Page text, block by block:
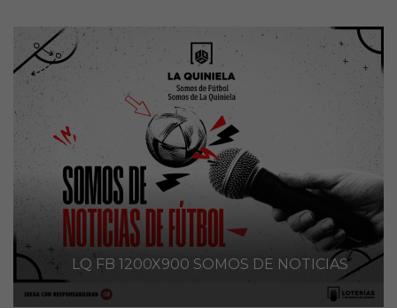
LQ FB 1200X900 SOMOS DE NOTICIAS